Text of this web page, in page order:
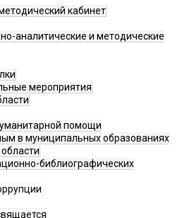
кабинет
аналитические и методические
мероприятия
помощи
в муниципальных образованиях
библиографических